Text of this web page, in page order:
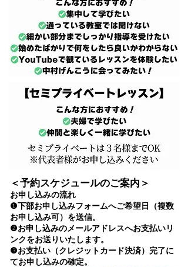
＜予約スケジュールのご案内＞
お申し込みの流れ
❶下部お申し込みフォームへご希望日（複数
お申し込み可）を送信。
❷お申し込みのメールアドレスへお支払いリ
ンクをお送りいたします。
❸お支払い（クレジットカード決済）完了に
てお申し込みの確定。